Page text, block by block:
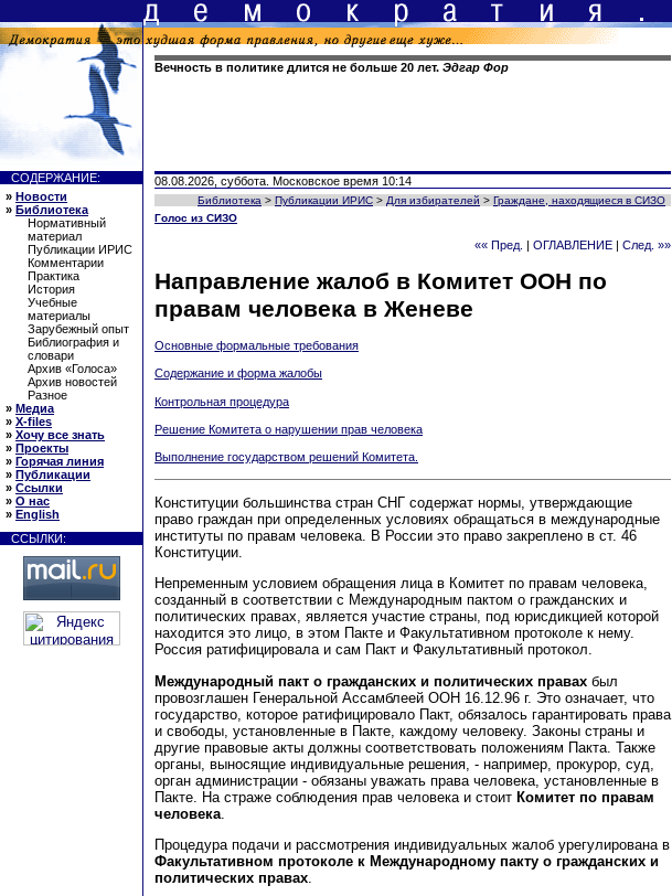
Вечность в политике длится не больше 20 лет. Эдгар Фор
СОДЕРЖАНИЕ:
» Новости
» Библиотека
Нормативный
материал
Публикации ИРИС
Комментарии
Практика
История
Учебные
материалы
Зарубежный опыт
Библиография и
словари
Архив «Голоса»
Архив новостей
Разное
» Медиа
» X-files
» Хочу все знать
» Проекты
» Горячая линия
» Публикации
» Ссылки
» О нас
» English
ССЫЛКИ:
08.08.2026, суббота. Московское время 10:14
Библиотека > Публикации ИРИС > Для избирателей > Граждане, находящиеся в СИЗО
Голос из СИЗО
«« Пред. ОГЛАВЛЕНИЕ След. »»
Направление жалоб в Комитет ООН по
правам человека в Женеве
Основные формальные требования
Содержание и форма жалобы
Контрольная процедура
Решение Комитета о нарушении прав человека
Выполнение государством решений Комитета.
Конституции большинства стран СНГ содержат нормы, утверждающие
право граждан при определенных условиях обращаться в международные
институты по правам человека. В России это право закреплено в ст. 46
Конституции.
Непременным условием обращения лица в Комитет по правам человека,
созданный в соответствии с Международным пактом о гражданских и
политических правах, является участие страны, под юрисдикцией которой
находится это лицо, в этом Пакте и Факультативном протоколе к нему.
Россия ратифицировала и сам Пакт и Факультативный протокол.
Международный пакт о гражданских и политических правах был
провозглашен Генеральной Ассамблеей ООН 16.12.96 г. Это означает, что
государство, которое ратифицировало Пакт, обязалось гарантировать права
и свободы, установленные в Пакте, каждому человеку. Законы страны и
другие правовые акты должны соответствовать положениям Пакта. Также
органы, выносящие индивидуальные решения, - например, прокурор, суд,
орган администрации - обязаны уважать права человека, установленные в
Пакте. На страже соблюдения прав человека и стоит Комитет по правам
человека
Процедура подачи и рассмотрения индивидуальных жалоб урегулирована в
Факультативном протоколе к Международному пакту о гражданских и
политических правах